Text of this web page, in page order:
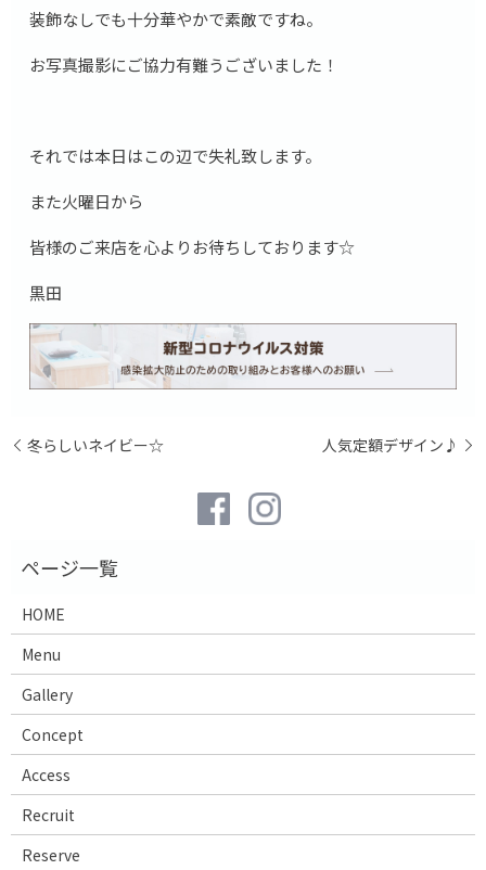
装飾なしでも十分華やかで素敵ですね。
お写真撮影にご協力有難うございました！
それでは本日はこの辺で失礼致します。
また火曜日から
皆様のご来店を心よりお待ちしております☆
黒田
冬らしいネイビー☆ 人気定額デザイン♪
HOME
Menu
Gallery
Concept
Access
Recruit
Reserve